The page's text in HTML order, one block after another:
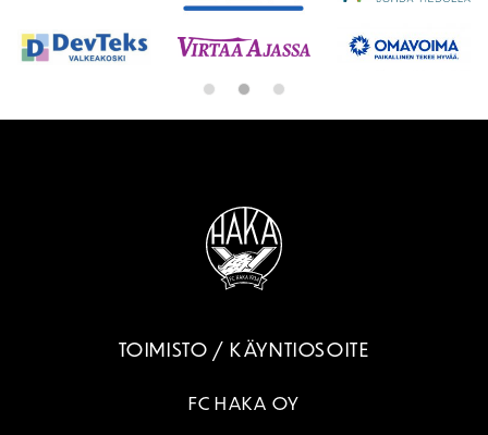
TOIMISTO / KÄYNTIOSOITE
FC HAKA OY